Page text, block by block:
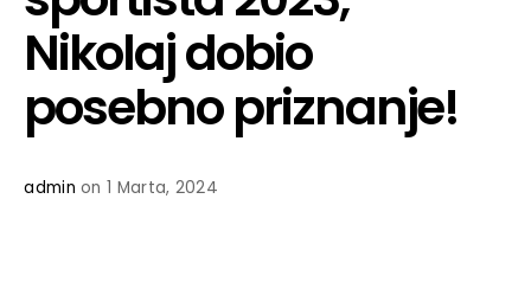
Nikolaj dobio
posebno priznanje!
admin on 1 Marta, 2024